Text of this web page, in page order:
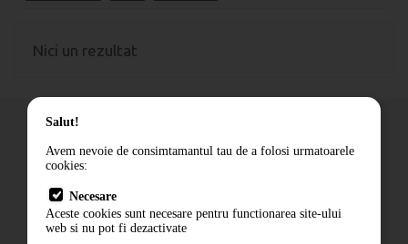
Nici un rezultat
Cum comand
Livrare
Contact
Salut!
Avem nevoie de consimtamantul tau de a folosi urmatoarele
cookies:
Necesare
Aceste cookies sunt necesare pentru functionarea site-ului
web si nu pot fi dezactivate